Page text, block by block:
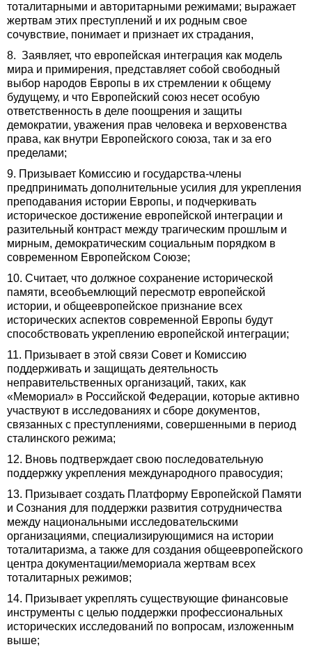
тоталитарными и авторитарными режимами; выражает
жертвам этих преступлений и их родным свое
сочувствие, понимает и признает их страдания,
8. Заявляет, что европейская интеграция как модель
мира и примирения, представляет собой свободный
выбор народов Европы в их стремлении к общему
будущему, и что Европейский союз несет особую
ответственность в деле поощрения и защиты
демократии, уважения прав человека и верховенства
права, как внутри Европейского союза, так и за его
пределами;
9. Призывает Комиссию и государства-члены
предпринимать дополнительные усилия для укрепления
преподавания истории Европы, и подчеркивать
историческое достижение европейской интеграции и
разительный контраст между трагическим прошлым и
мирным, демократическим социальным порядком в
современном Европейском Союзе;
10. Считает, что должное сохранение исторической
памяти, всеобъемлющий пересмотр европейской
истории, и общеевропейское признание всех
исторических аспектов современной Европы будут
способствовать укреплению европейской интеграции;
11. Призывает в этой связи Совет и Комиссию
поддерживать и защищать деятельность
неправительственных организаций, таких, как
«Мемориал» в Российской Федерации, которые активно
участвуют в исследованиях и сборе документов,
связанных с преступлениями, совершенными в период
сталинского режима;
12. Вновь подтверждает свою последовательную
поддержку укрепления международного правосудия;
13. Призывает создать Платформу Европейской Памяти
и Сознания для поддержки развития сотрудничества
между национальными исследовательскими
организациями, специализирующимися на истории
тоталитаризма, а также для создания общеевропейского
центра документации/мемориала жертвам всех
тоталитарных режимов;
14. Призывает укреплять существующие финансовые
инструменты с целью поддержки профессиональных
исторических исследований по вопросам, изложенным
выше;